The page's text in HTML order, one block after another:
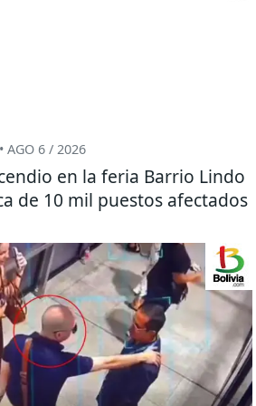
AGO 6 / 2026
en la feria Barrio Lindo
de 10 mil puestos afectados